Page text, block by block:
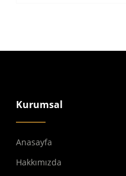
Kurumsal
Anasayfa
Hakkımızda